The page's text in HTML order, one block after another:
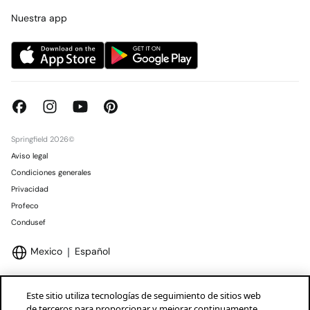
Tiendas
Nuestra app
Springfield 2026©
Aviso legal
Condiciones generales
Privacidad
Profeco
Condusef
Mexico Español
Este sitio utiliza tecnologías de seguimiento de sitios web